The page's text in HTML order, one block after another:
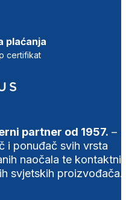
plaćanja
certifikat
partner od 1957. –
i ponuđač svih vrsta
naočala te
svjetskih proizvođača.